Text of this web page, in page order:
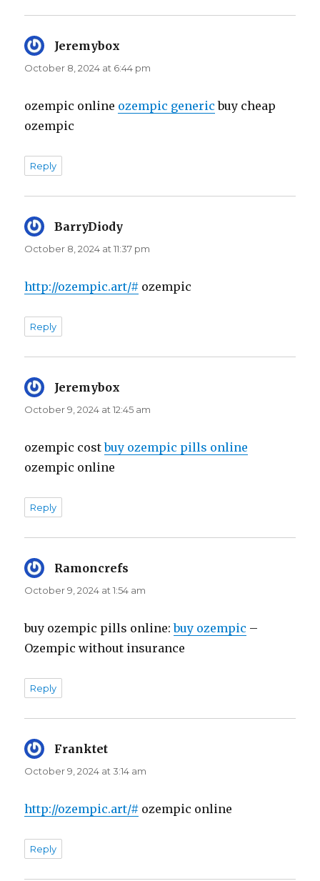
Jeremybox
October 8, 2024 at 6:44 pm
ozempic online ozempic generic buy cheap
ozempic
Reply
BarryDiody
October 8, 2024 at 11:37 pm
http://ozempic.art/# ozempic
Reply
Jeremybox
October 9, 2024 at 12:45 am
ozempic costbuy ozempic pills online
ozempic online
Reply
Ramoncrefs
October 9, 2024 at 1:54 am
buy ozempic pills online:buy ozempic –
Ozempic without insurance
Reply
Franktet
October 9, 2024 at 3:14 am
http://ozempic.art/# ozempic online
Reply